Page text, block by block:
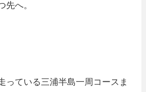
先へ。
っている三浦半島一周コースま